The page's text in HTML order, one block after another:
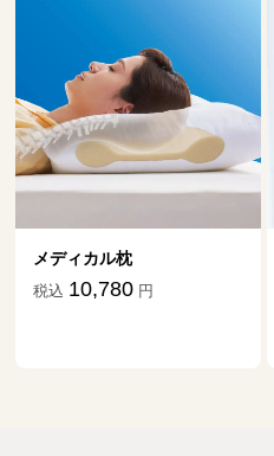
ィカル枕
10,780 円
通